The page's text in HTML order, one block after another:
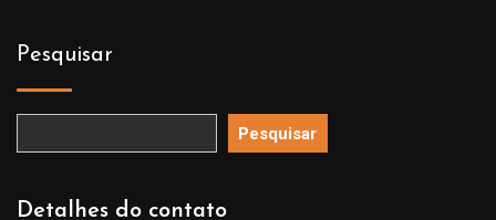
Pesquisar
Pesquisar
Detalhes do contato